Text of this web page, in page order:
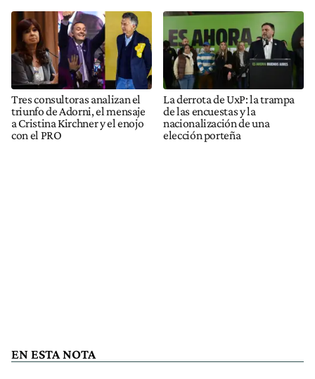
Tres consultoras analizan el
triunfo de Adorni, el mensaje
a Cristina Kirchner y el enojo
con el PRO
La derrota de UxP: la trampa
de las encuestas y la
nacionalización de una
elección porteña
EN ESTA NOTA